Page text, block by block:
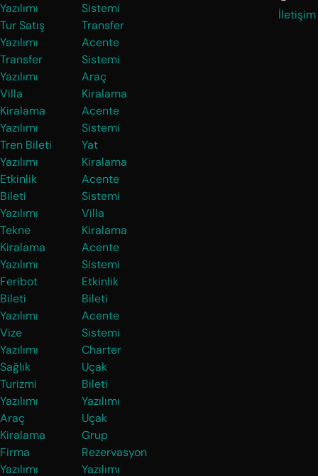
Yazılımı
Tur Satış
Yazılımı
Transfer
Yazılımı
Villa
Kiralama
Yazılımı
Tren Bileti
Yazılımı
Etkinlik
Bileti
Yazılımı
Tekne
Kiralama
Yazılımı
Feribot
Bileti
Yazılımı
Vize
Yazılımı
Sağlık
Turizmi
Yazılımı
Araç
Kiralama
Firma
Yazılımı
Sistemi
Transfer
Acente
Sistemi
Araç
Kiralama
Acente
Sistemi
Yat
Kiralama
Acente
Sistemi
Villa
Kiralama
Acente
Sistemi
Etkinlik
Bileti
Acente
Sistemi
Charter
Uçak
Bileti
Yazılımı
Uçak
Grup
Rezervasyon
Yazılımı
İletişim